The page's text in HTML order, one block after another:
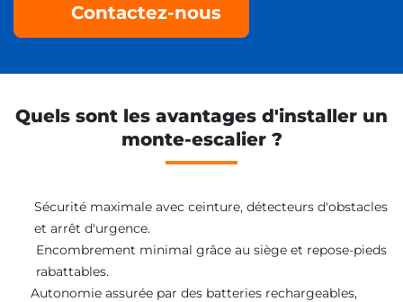
Contactez-nous
Quels sont les avantages d'installer un
monte-escalier ?
Sécurité maximale avec ceinture, détecteurs d'obstacles
et arrêt d'urgence.
Encombrement minimal grâce au siège et repose-pieds
rabattables.
Autonomie assurée par des batteries rechargeables,